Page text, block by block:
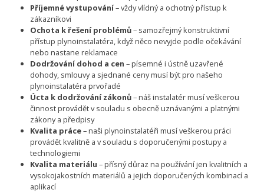
Příjemné vystupování– vždy vlídný a ochotný přístup k
zákazníkovi
Ochota k řešení problémů– samozřejmý konstruktivní
přístup plynoinstalatéra, když něco nevyjde podle očekávání
nebo nastane reklamace
Dodržování dohod a cen – písemné i ústně uzavřené
dohody, smlouvy a sjednané ceny musí být pro našeho
plynoinstalatéra prvořadé
Úcta k dodržování zákonů– náš instalatér musí veškerou
činnost provádět v souladu s obecně uznávanými a platnými
zákony a předpisy
Kvalita práce– naši plynoinstalatéři musí veškerou práci
provádět kvalitně a v souladu s doporučenými postupy a
technologiemi
Kvalita materiálu – přísný důraz na používání jen kvalitních a
vysokojakostních materiálů a jejich doporučených kombinací a
aplikací